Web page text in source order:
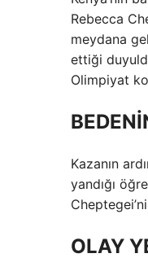
Rebecca
meydana
ettiği
Olimpiyat
Kazanın
yandığı
OLAY